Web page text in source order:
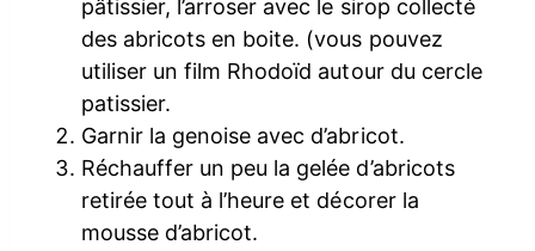
pâtissier, l’arroser avec le sirop collecté
des abricots en boite. (vous pouvez
utiliser un film Rhodoïd autour du cercle
patissier.
Garnir la genoise avec d’abricot.
Réchauffer un peu la gelée d’abricots
retirée tout à l’heure et décorer la
mousse d’abricot.